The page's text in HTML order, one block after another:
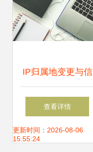
IP归属地变更与信
息系统集成服务的
自动更新机制
查看详情
更新时间：2026-08-06
15:55:24